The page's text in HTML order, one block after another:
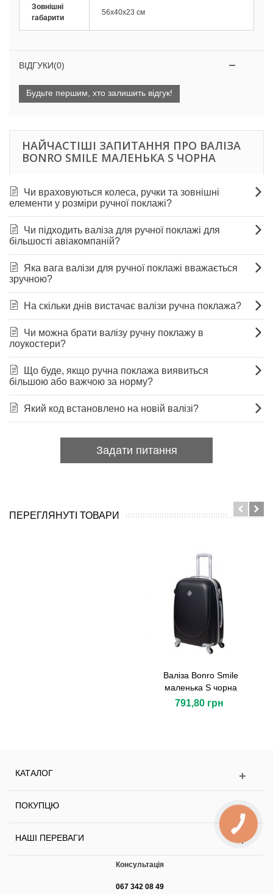
Зовнішні
габарити
56x40x23 см
ВІДГУКИ(0)
Будьте першим, хто залишить відгук!
НАЙЧАСТІШІ ЗАПИТАННЯ ПРО ВАЛІЗА
BONRO SMILE МАЛЕНЬКА S ЧОРНА
Чи враховуються колеса, ручки та зовнішні
елементи у розміри ручної поклажі?
Чи підходить валіза для ручної поклажі для
більшості авіакомпаній?
Яка вага валізи для ручної поклажі вважається
зручною?
На скільки днів вистачає валізи ручна поклажа?
Чи можна брати валізу ручну поклажу в
лоукостери?
Що буде, якщо ручна поклажа виявиться
більшою або важчою за норму?
Який код встановлено на новій валізі?
Задати питання
ПЕРЕГЛЯНУТІ ТОВАРИ
Валіза Bonro Smile
маленька S чорна
791,80 грн
КАТАЛОГ
ПОКУПЦЮ
НАШІ ПЕРЕВАГИ
Консультація
067 342 08 49